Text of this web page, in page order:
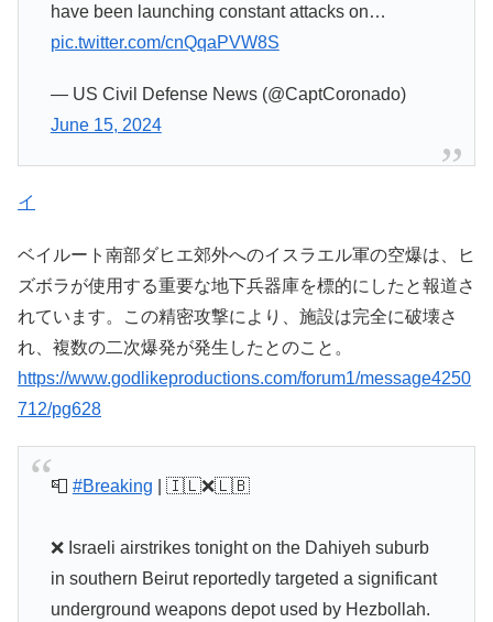
have been launching constant attacks on…
pic.twitter.com/cnQqaPVW8S
— US Civil Defense News (@CaptCoronado)
June 15, 2024
イ
ベイルート南部ダヒエ郊外へのイスラエル軍の空爆は、ヒ
ズボラが使用する重要な地下兵器庫を標的にしたと報道さ
れています。この精密攻撃により、施設は完全に破壊さ
れ、複数の二次爆発が発生したとのこと。
https://www.godlikeproductions.com/forum1/message4250
712/pg628
📮 #Breaking | 🇮🇱❌🇱🇧
❌ Israeli airstrikes tonight on the Dahiyeh suburb
in southern Beirut reportedly targeted a significant
underground weapons depot used by Hezbollah.